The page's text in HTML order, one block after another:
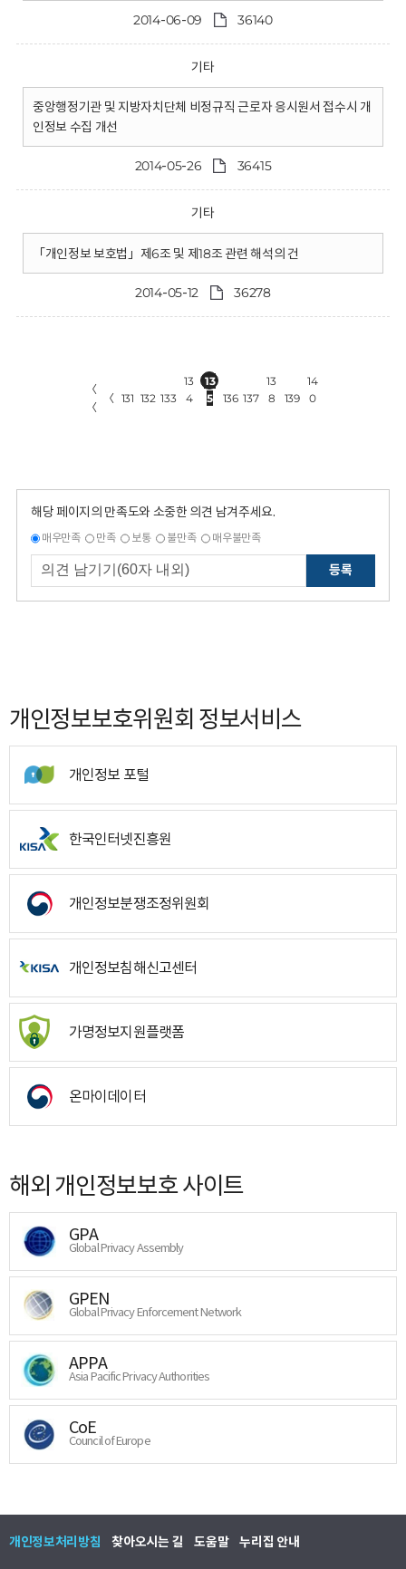
2014-06-09 36140
기타
중앙행정기관 및 지방자치단체 비정규직 근로자 응시원서 접수시 개
인정보 수집 개선
2014-05-26 36415
기타
「개인정보 보호법」제6조 및 제18조 관련 해석의 건
2014-05-12 36278
〈
〈
〈 131 132 133
13
4
13
5
136 137
13
8
139
14
0
해당 페이지의 만족도와 소중한 의견 남겨주세요.
매우만족 만족 보통 불만족 매우불만족
등록
개인정보보호위원회 정보서비스
개인정보 포털
한국인터넷진흥원
개인정보분쟁조정위원회
개인정보침해신고센터
가명정보지원플랫폼
온마이데이터
해외 개인정보보호 사이트
GPA
Global Privacy Assembly
GPEN
Global Privacy Enforcement Network
APPA
Asia Pacific Privacy Authorities
CoE
Council of Europe
개인정보처리방침 찾아오시는 길 도움말 누리집 안내